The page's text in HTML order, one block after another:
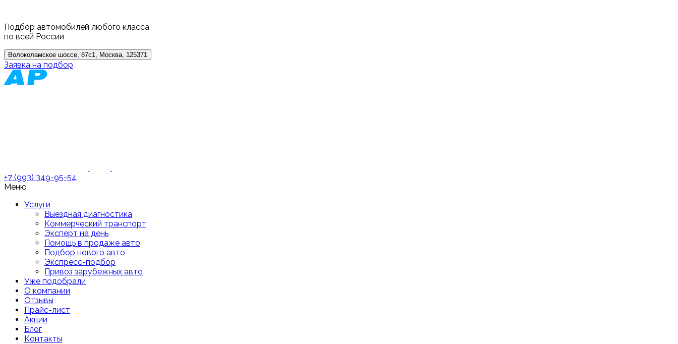
Подбор автомобилей любого класса
по всей России
Волоколамское шоссе, 87с1, Москва, 125371
Заявка на подбор
+7 (993) 349-95-54
Меню
Услуги
Выездная диагностика
Коммерческий транспорт
Эксперт на день
Помощь в продаже авто
Подбор нового авто
Экспресс-подбор
Привоз зарубежных авто
Уже подобрали
О компании
Отзывы
Прайс-лист
Акции
Блог
Контакты